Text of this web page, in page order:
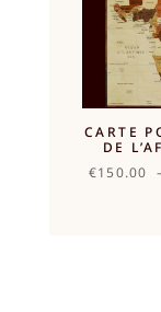
CARTE
DE
€150.00